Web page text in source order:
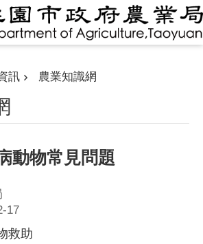
訊 農業知識網
動物常見問題
17
救助